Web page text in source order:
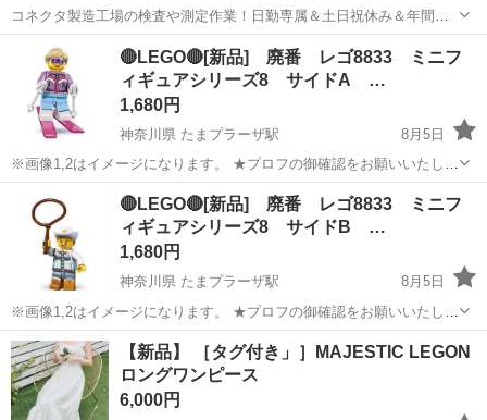
コネクタ製造工場の検査や測定作業！日勤専属＆土日祝休み＆年間休
日128日★クリーンルーム内作業★マイカー通勤OK＆無料駐車場あり
★就業先食堂利用可！日払い制度あり！《茨城県常陸大宮市》 人気の
工場のお仕事 ◇コネクタ製造工...
茨城 常陸大宮市 静駅 その他
🔴LEGO🔴[新品] 廃番 レゴ8833 ミニフ
ィギュアシリーズ8 サイドA …
1,680円
神奈川県 たまプラーザ駅
8月5日
※画像1,2はイメージになります。 ★プロフの御確認をお願いいたしま
す。 ※在庫有り 【状態】 袋入り新品未組立品(廃番) ※袋入り新品に
なりますが、中身確認の為、ポリバックの一部開封しています。ポリ
バックの状態を気になさ...
横浜市 たまプラーザ駅 おもちゃ ダウンヒル
🔴LEGO🔴[新品] 廃番 レゴ8833 ミニフ
ィギュアシリーズ8 サイドB …
1,680円
神奈川県 たまプラーザ駅
8月5日
※画像1,2はイメージになります。 ★プロフの御確認をお願いいたしま
す。 【状態】 袋入り新品未組立品(廃番) ※袋入り新品になりますが、
中身確認の為、ポリバックの一部開封しています。ポリバックの状態
を気になさる方、神経質...
神奈川 横浜市 たまプラーザ駅
【新品】 ［タグ付き」］MAJESTIC LEGON
ロングワンピース
6,000円